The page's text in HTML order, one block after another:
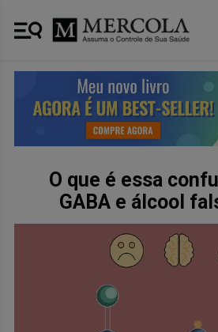
O que é essa
GABA e álcool